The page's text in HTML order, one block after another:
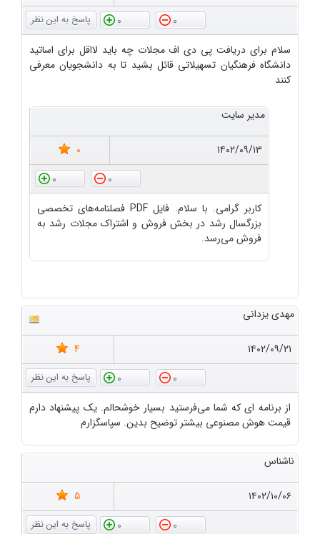
0
0
سلام برای دریافت پی دی اف مجلات چه باید لااقل برای اساتید
دانشگاه فرهنگیان تسهیلاتی قائل بشید تا به دانشجویان معرفی
کنند
مدیر سایت
۱۴۰۲/۰۹/۱۳
0
0
0
کاربر گرامی. با سلام. فایل PDF فصلنامه‌های تخصصی
بزرگسال رشد در بخش فروش و اشتراک مجلات رشد به
فروش می‌رسد.
مهدی یزدانی
۱۴۰۲/۰۹/۲۱
4
0
0
از برنامه ای که شما می‌فرستید بسیار خوشحالم. یک پیشنهاد دارم
قیمت هوش مصنوعی بیشتر توضیح بدین. سپاسگزارم
ناشناس
۱۴۰۲/۱۰/۰۶
5
0
0